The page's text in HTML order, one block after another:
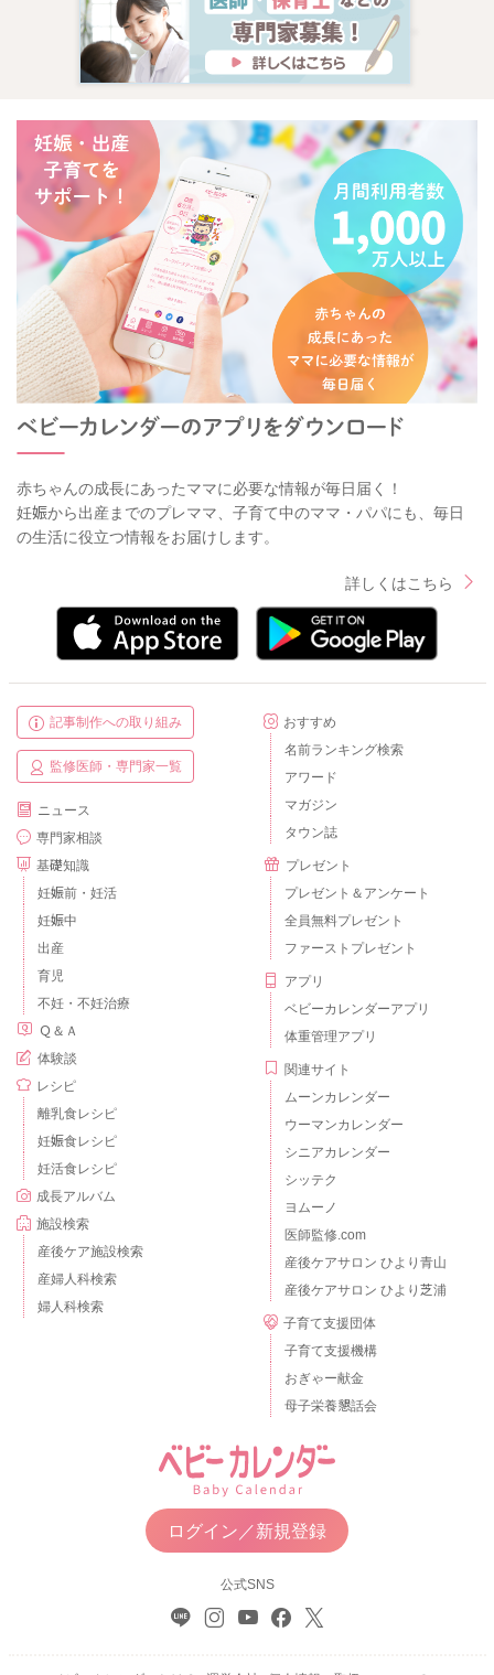
赤ちゃんの成長にあったママに必要な情報が毎日届く！
妊娠から出産までのプレママ、子育て中のママ・パパにも、毎日
の生活に役立つ情報をお届けします。
詳しくはこちら
記事制作への取り組み
監修医師・専門家一覧
ニュース
専門家相談
基礎知識
妊娠前・妊活
妊娠中
出産
育児
不妊・不妊治療
Ｑ＆Ａ
体験談
レシピ
離乳食レシピ
妊娠食レシピ
妊活食レシピ
成長アルバム
施設検索
産後ケア施設検索
産婦人科検索
婦人科検索
おすすめ
名前ランキング検索
アワード
マガジン
タウン誌
プレゼント
プレゼント＆アンケート
全員無料プレゼント
ファーストプレゼント
アプリ
ベビーカレンダーアプリ
体重管理アプリ
関連サイト
ムーンカレンダー
ウーマンカレンダー
シニアカレンダー
シッテク
ヨムーノ
医師監修.com
産後ケアサロン ひより青山
産後ケアサロン ひより芝浦
子育て支援団体
子育て支援機構
おぎゃー献金
母子栄養懇話会
ログイン／新規登録
公式SNS